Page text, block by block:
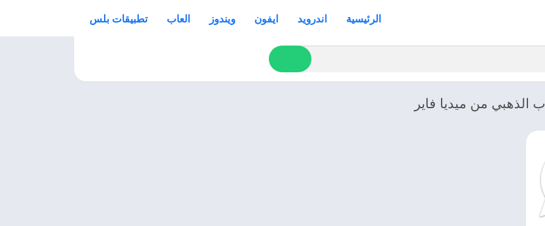
الرئيسية اندرويد ايفون ويندوز العاب تطبيقات بلس
الذهبي من ميديا فاير